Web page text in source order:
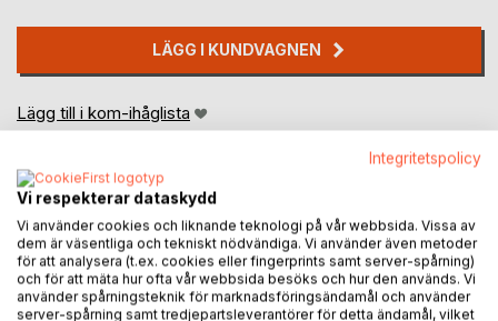
LÄGG I KUNDVAGNEN
Lägg till i kom-ihåglista
BESKRIVNING
Integritetspolicy
Vi respekterar dataskydd
Vi använder cookies och liknande teknologi på vår webbsida. Vissa av
dem är väsentliga och tekniskt nödvändiga. Vi använder även metoder
för att analysera (t.ex. cookies eller fingerprints samt server-spårning)
och för att mäta hur ofta vår webbsida besöks och hur den används. Vi
använder spårningsteknik för marknadsföringsändamål och använder
server-spårning samt tredjepartsleverantörer för detta ändamål, vilket